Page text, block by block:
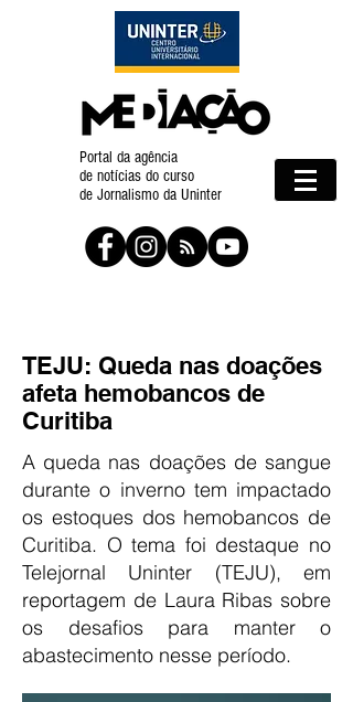
Portal da agência
de notícias do curso
de Jornalismo da Uninter
TEJU: Queda nas doações
afeta hemobancos de
Curitiba
A queda nas doações de sangue
durante o inverno tem impactado
os estoques dos hemobancos de
Curitiba. O tema foi destaque no
Telejornal Uninter (TEJU), em
reportagem de Laura Ribas sobre
os desafios para manter o
abastecimento nesse período.